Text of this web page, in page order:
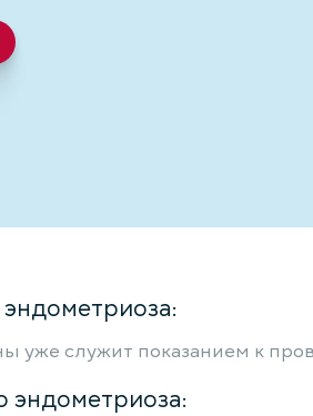
уже служит показанием к
эндометриоза: